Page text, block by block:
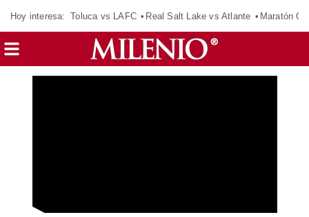
Hoy interesa: Toluca vs LAFC Real Salt Lake vs Atlante Maratón